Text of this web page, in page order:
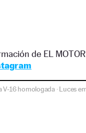
de EL
V-16 homologada·Luces